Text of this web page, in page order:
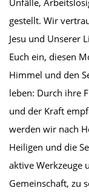
gestellt. Wir
Jesu und Unserer
Euch ein, diesen
Himmel und den
leben: Durch ihre
und der Kraft
werden wir nach
Heiligen und die
aktive Werkzeuge
Gemeinschaft, zu